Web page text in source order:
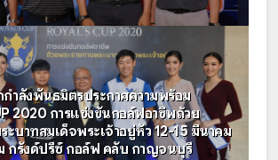
ำลังพันธมิตรประกาศความพร้อม
2020 การแข่งขันกอล์ฟอาชีพถ้วย
ะบาทสมเด็จพระเจ้าอยู่หัว 12-15 มีนาคม
กรังด์ปรีซ์ กอล์ฟ คลับ กาญจนบุรี